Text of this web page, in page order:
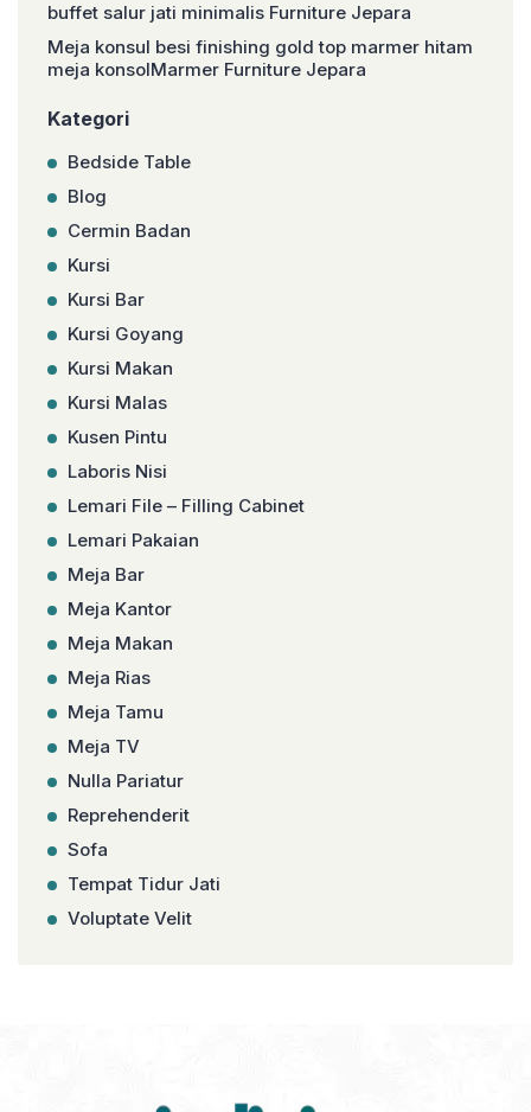
buffet salur jati minimalis Furniture Jepara
Meja konsul besi finishing gold top marmer hitam
meja konsolMarmer Furniture Jepara
Kategori
Bedside Table
Blog
Cermin Badan
Kursi
Kursi Bar
Kursi Goyang
Kursi Makan
Kursi Malas
Kusen Pintu
Laboris Nisi
Lemari File – Filling Cabinet
Lemari Pakaian
Meja Bar
Meja Kantor
Meja Makan
Meja Rias
Meja Tamu
Meja TV
Nulla Pariatur
Reprehenderit
Sofa
Tempat Tidur Jati
Voluptate Velit